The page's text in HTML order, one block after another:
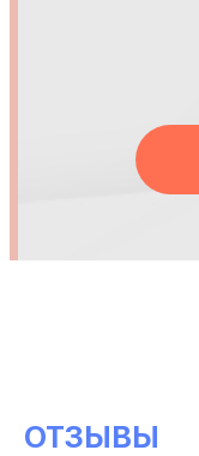
ОТЗЫВЫ